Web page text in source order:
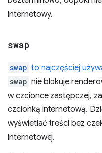
internetowy.
swap
swap to najczęściej
swap nie blokuje
w czcionce zastępczej,
czcionką internetową.
wyświetlać treści bez
internetowej.